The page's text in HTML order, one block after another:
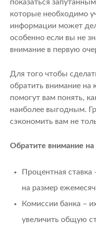
показаться
которые необходимо
информации может
особенно если вы не
внимание в первую
Для того чтобы
обратить внимание
помогут вам понять,
наиболее выгодным.
сэкономить вам не
Обратите внимание
Процентная
на размер
Комиссии банка –
увеличить общую